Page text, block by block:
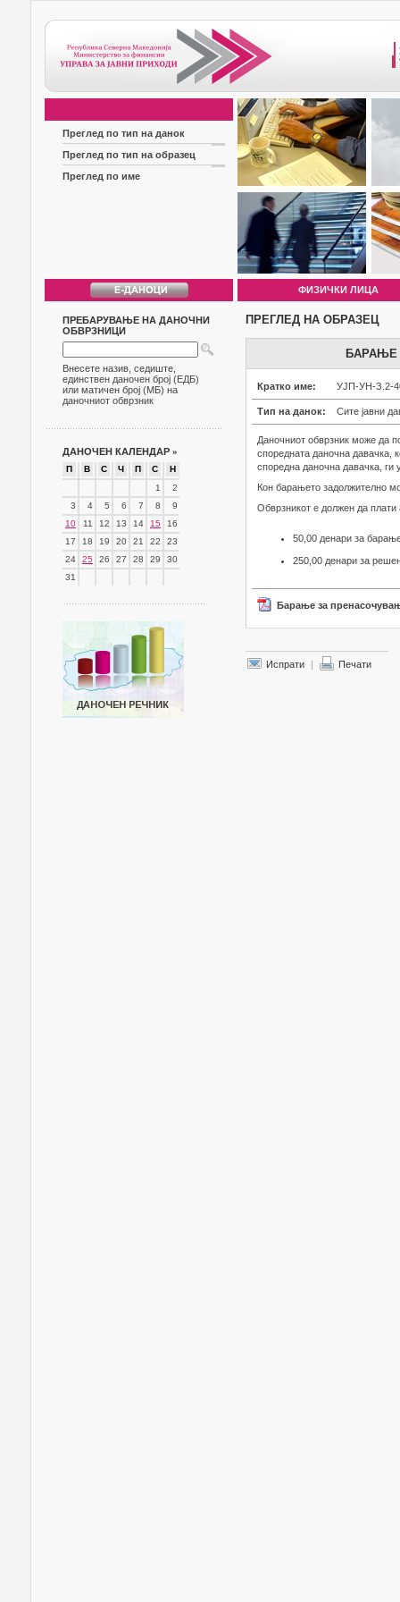
Преглед по тип на данок
Преглед по тип на образец
Преглед по име
ФИЗИЧКИ ЛИЦА
ПРЕБАРУВАЊЕ НА ДАНОЧНИ
ОБВРЗНИЦИ
Внесете назив, седиште,
единствен даночен број (ЕДБ)
или матичен број (МБ) на
даночниот обврзник
ДАНОЧЕН КАЛЕНДАР »
П В С Ч П С
Н
1
2
3
4 5 6 7 8
9
10
11 12 13 14 15
16
17
18 19 20 21 22
23
24
25 26 27 28 29
30
31
ПРЕГЛЕД НА ОБРАЗЕЦ
БАРАЊЕ
Кратко име: УЈП-УН-З.2-
Тип на данок: Сите јавни
Даночниот обврзник може да
споредната даночна давачка,
споредна даночна давачка, ги
Кон барањето задолжително
Обврзникот е должен да плати
50,00 денари за
250,00 денари за
Барање за
Испрати | Печати